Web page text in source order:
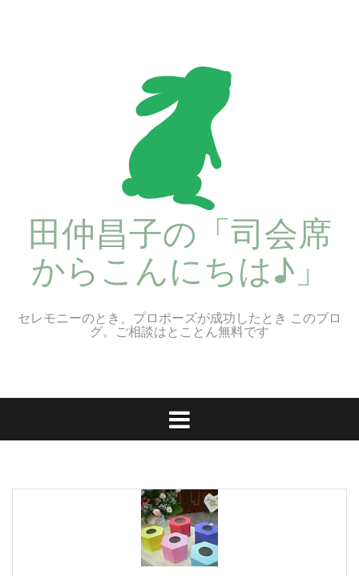
田仲昌子の「司会席
からこんにちは♪」
セレモニーのとき、プロポーズが成功したとき このブロ
グ。ご相談はとことん無料です